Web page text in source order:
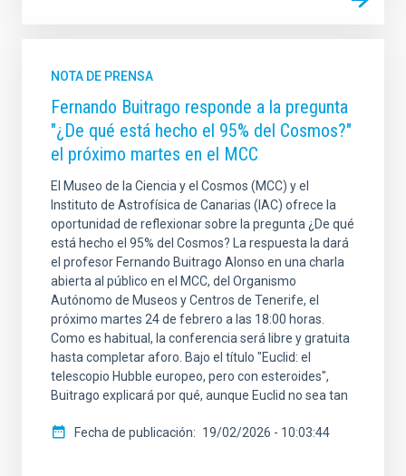
NOTA DE PRENSA
Fernando Buitrago responde a la pregunta
"¿De qué está hecho el 95% del Cosmos?"
el próximo martes en el MCC
El Museo de la Ciencia y el Cosmos (MCC) y el
Instituto de Astrofísica de Canarias (IAC) ofrece la
oportunidad de reflexionar sobre la pregunta ¿De qué
está hecho el 95% del Cosmos? La respuesta la dará
el profesor Fernando Buitrago Alonso en una charla
abierta al público en el MCC, del Organismo
Autónomo de Museos y Centros de Tenerife, el
próximo martes 24 de febrero a las 18:00 horas.
Como es habitual, la conferencia será libre y gratuita
hasta completar aforo. Bajo el título "Euclid: el
telescopio Hubble europeo, pero con esteroides",
Buitrago explicará por qué, aunque Euclid no sea tan
Fecha de publicación 19/02/2026 - 10:03:44